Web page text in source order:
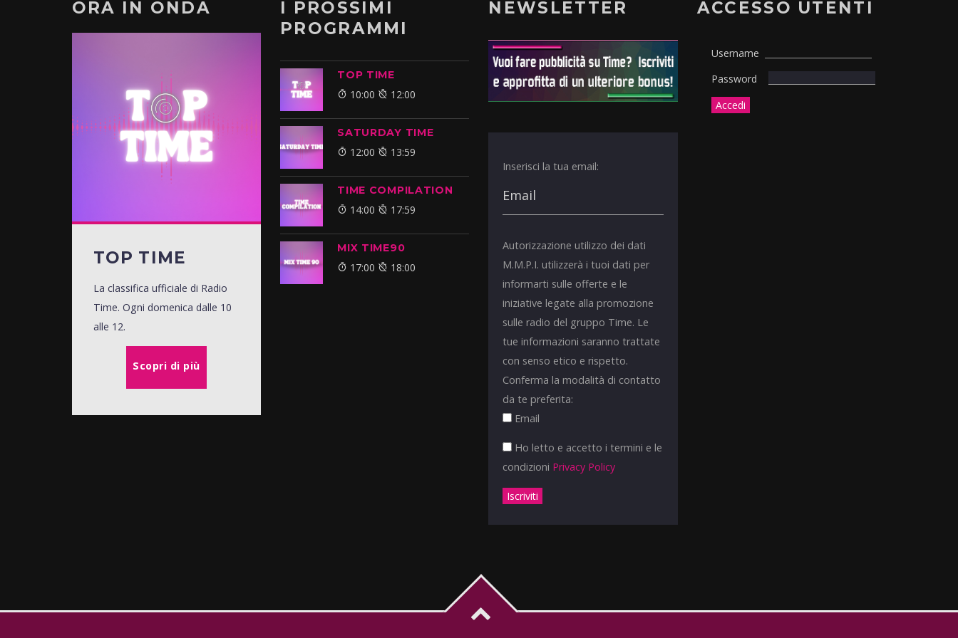
ORA IN ONDA
TOP TIME
La classifica ufficiale di Radio
Time. Ogni domenica dalle 10
alle 12.
Scopri di più
I PROSSIMI
PROGRAMMI
TOP TIME
10:00 12:00
SATURDAY TIME
12:00 13:59
TIME COMPILATION
14:00 17:59
MIX TIME90
17:00 18:00
NEWSLETTER
Inserisci la tua email:
Autorizzazione utilizzo dei dati
M.M.P.I. utilizzerà i tuoi dati per
informarti sulle offerte e le
iniziative legate alla promozione
sulle radio del gruppo Time. Le
tue informazioni saranno trattate
con senso etico e rispetto.
Conferma la modalità di contatto
da te preferita:
Email
Ho letto e accetto i termini e le
condizioni Privacy Policy
ACCESSO UTENTI
Username
Password